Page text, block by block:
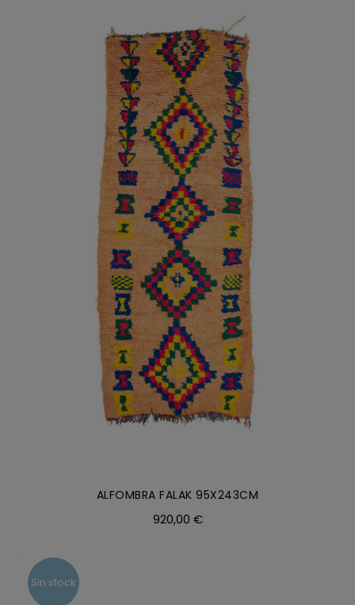
AÑADIR AL CARRITO / DETALLES
ALFOMBRA FALAK 95X243CM
920,00 €
Sin stock